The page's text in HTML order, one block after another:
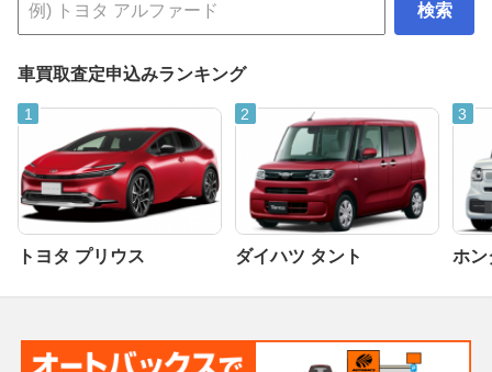
検索
車買取査定申込みランキング
トヨタ プリウス ダイハツ タント ホン